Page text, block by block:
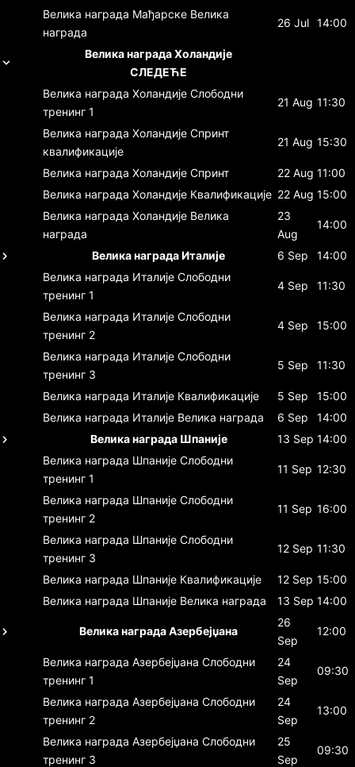
Велика награда Мађарске Велика
награда
26 Jul 14:00
Велика награда Холандије
СЛЕДЕЋЕ
Велика награда Холандије Слободни
тренинг 1
21 Aug 11:30
Велика награда Холандије Спринт
квалификације
21 Aug 15:30
Велика награда Холандије Спринт 22 Aug 11:00
Велика награда Холандије Квалификације 22 Aug 15:00
Велика награда Холандије Велика
награда
23
Aug
14:00
Велика награда Италије 6 Sep
14:00
Велика награда Италије Слободни
тренинг 1
4 Sep 11:30
Велика награда Италије Слободни
тренинг 2
4 Sep 15:00
Велика награда Италије Слободни
тренинг 3
5 Sep 11:30
Велика награда Италије Квалификације 5 Sep
15:00
Велика награда Италије Велика награда 6 Sep
14:00
Велика награда Шпаније
13 Sep 14:00
Велика награда Шпаније Слободни
тренинг 1
11 Sep 12:30
Велика награда Шпаније Слободни
тренинг 2
11 Sep 16:00
Велика награда Шпаније Слободни
тренинг 3
12 Sep 11:30
Велика награда Шпаније Квалификације 12 Sep 15:00
Велика награда Шпаније Велика награда 13 Sep 14:00
Велика награда Азербејџана
26
Sep
12:00
Велика награда Азербејџана Слободни
тренинг 1
24
Sep
09:30
Велика награда Азербејџана Слободни
тренинг 2
24
Sep
13:00
Велика награда Азербејџана Слободни
тренинг 3
25
Sep
09:30